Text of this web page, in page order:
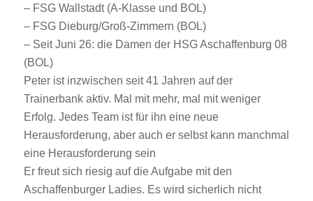
– FSG Wallstadt (A-Klasse und BOL)
– FSG Dieburg/Groß-Zimmern (BOL)
– Seit Juni 26: die Damen der HSG Aschaffenburg 08
(BOL)
Peter ist inzwischen seit 41 Jahren auf der
Trainerbank aktiv. Mal mit mehr, mal mit weniger
Erfolg. Jedes Team ist für ihn eine neue
Herausforderung, aber auch er selbst kann manchmal
eine Herausforderung sein
Er freut sich riesig auf die Aufgabe mit den
Aschaffenburger Ladies. Es wird sicherlich nicht